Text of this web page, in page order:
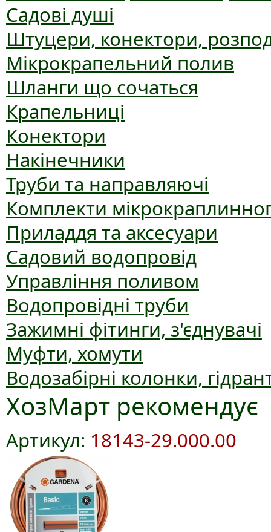
Садові душі
Штуцери, конектори,
Мікрокрапельний полив
Шланги що сочаться
Крапельниці
Конектори
Накінечники
Труби та направляючі
Комплекти
Приладдя та аксесуари
Садовий водопровід
Управління поливом
Водопровідні труби
Зажимні фітинги, з'єднувачі
Муфти, хомути
Водозабірні колонки,
ХозМарт рекомендує
Артикул: 18143-29.000.00